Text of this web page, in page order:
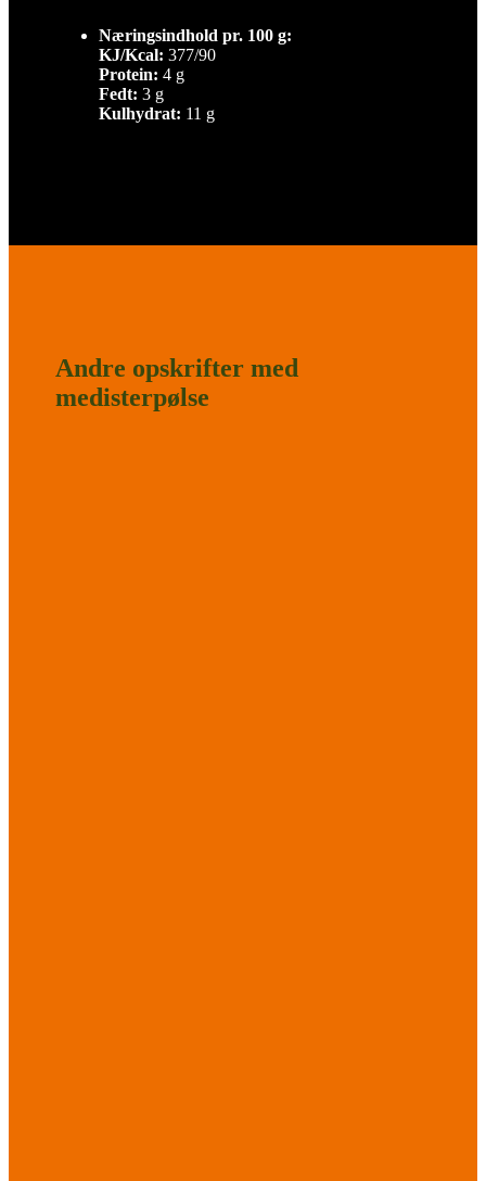
Næringsindhold pr. 100 g:
KJ/Kcal: 377/90
Protein: 4 g
Fedt: 3 g
Kulhydrat: 11 g
Andre opskrifter med
medisterpølse